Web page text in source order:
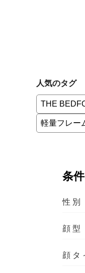
性別
顔型
顔タ
THE
軽量フレー